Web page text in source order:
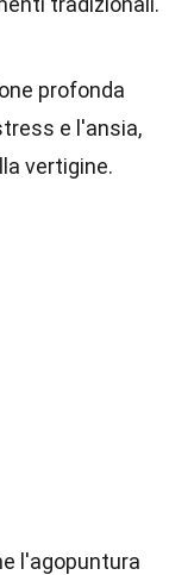
profonda
e l'ansia,
vertigine.
l'agopuntura